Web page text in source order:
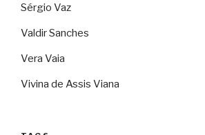
Sérgio Vaz
Valdir Sanches
Vera Vaia
Vivina de Assis Viana